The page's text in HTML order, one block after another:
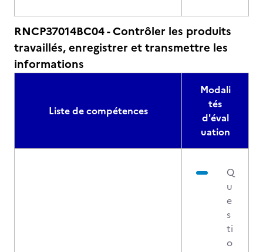
RNCP37014BC04 - Contrôler les produits
travaillés, enregistrer et transmettre les
informations
Liste de compétences
Modali
tés
d'éval
uation
Q
u
e
s
ti
o